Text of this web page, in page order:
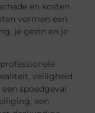
en kosten
vormen een
je gezin en je
veiligheid
spoedgeval
een